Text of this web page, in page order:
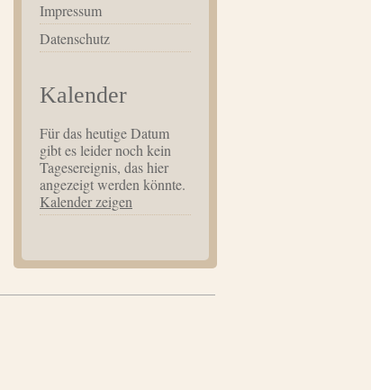
Impressum
Datenschutz
Kalender
Für das heutige Datum
gibt es leider noch kein
Tagesereignis, das hier
angezeigt werden könnte.
Kalender zeigen